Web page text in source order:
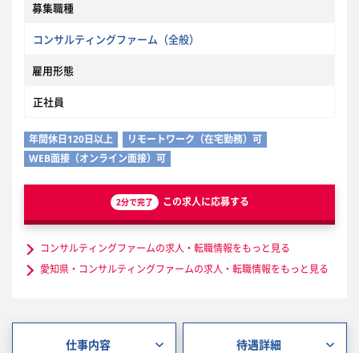
募集職種
コンサルティングファーム（全般）
雇用形態
正社員
年間休日120日以上
リモートワーク（在宅勤務）可
WEB面接（オンライン面接）可
2分で完了 この求人に応募する
コンサルティングファームの求人・転職情報をもっと見る
愛知県・コンサルティングファームの求人・転職情報をもっと見る
仕事内容 待遇詳細